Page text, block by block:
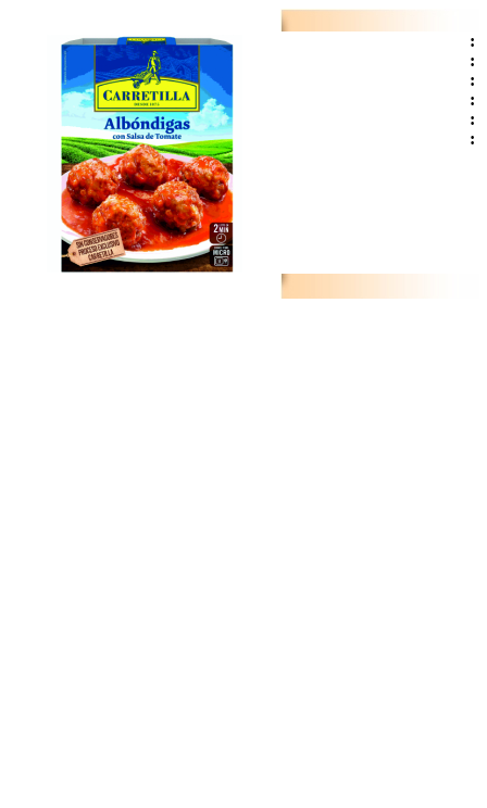
:
:
:
:
:
: